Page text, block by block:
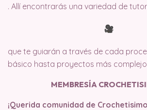
. Allí encontrarás una variedad de
que te guiarán a través de cada
básico hasta proyectos más
MEMBRESÍA
¡Querida comunidad de